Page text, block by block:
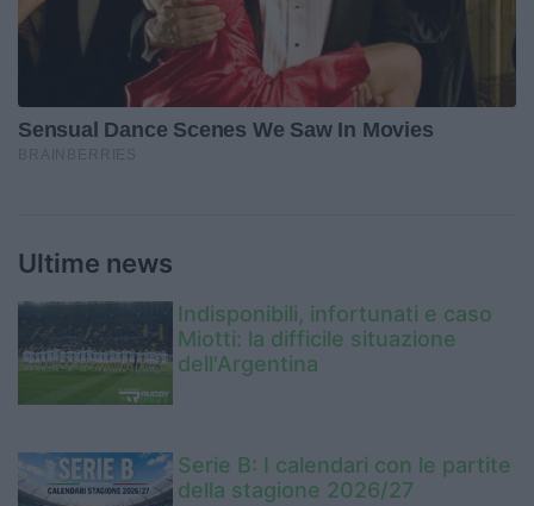
Ultime news
Indisponibili, infortunati e caso
Miotti: la difficile situazione
dell'Argentina
Serie B: I calendari con le partite
della stagione 2026/27